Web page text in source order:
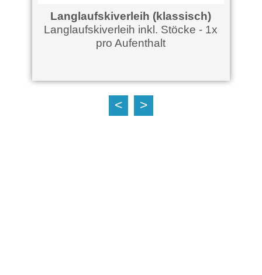
Langlaufskiverleih (klassisch)
Langlaufskiverleih inkl. Stöcke - 1x
pro Aufenthalt
< >